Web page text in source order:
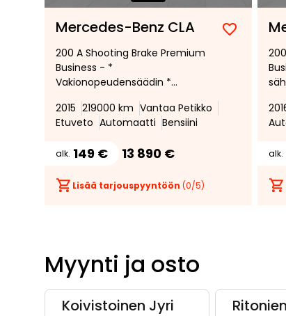
Mercedes-Benz CLA
Lisää
suosikiksi
Poista
200 A Shooting Brake Premium
Business - *
Vakionopeudensäädin *
alumiinivanteilla * Metalliväri *
2015 219000 km Vantaa Petikko
Etuveto Automaatti Bensiini
alk. 149 € 13 890 €
Lisää tarjouspyyntöön (0/5)
*
alk.
Myynti ja osto
Koivistoinen Jyri